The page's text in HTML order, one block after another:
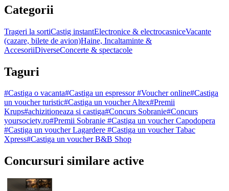
Categorii
Trageri la sortiCastig instantElectronice & electrocasniceVacante
(cazare, bilete de avion)Haine, Incaltaminte &
AccesoriiDiverseConcerte & spectacole
Taguri
#Castiga o vacanta#Castiga un espressor#Voucher online#Castiga
un voucher turistic#Castiga un voucher Altex#Premii
Krups#achizitioneaza si castiga#Concurs Sobranie#Concurs
yoursociety.ro#Premii Sobranie #Castiga un voucher Capodopera
#Castiga un voucher Lagardere #Castiga un voucher Tabac
Xpress#Castiga un voucher B&B Shop
Concursuri similare active